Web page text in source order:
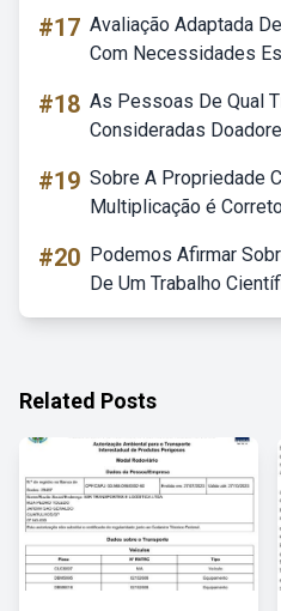
#17 Avaliação Adaptada
Com Necessidades
#18 As Pessoas De Qual
Consideradas
#19 Sobre A Propriedade
Multiplicação é
#20 Podemos Afirmar
De Um Trabalho
Related Posts